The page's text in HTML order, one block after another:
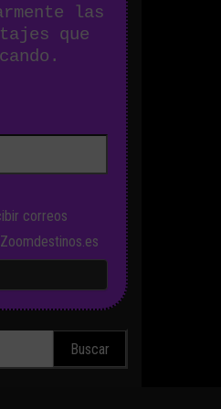
las
que
correos